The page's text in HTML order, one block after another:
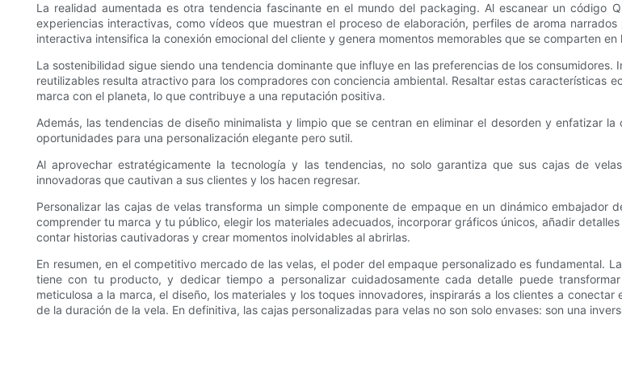
La realidad aumentada es otra tendencia fascinante en el mundo del packaging. Al escanear un
experiencias interactivas, como vídeos que muestran el proceso de elaboración, perfiles de aroma
interactiva intensifica la conexión emocional del cliente y genera momentos memorables que se comparten en
La sostenibilidad sigue siendo una tendencia dominante que influye en las preferencias de los
reutilizables resulta atractivo para los compradores con conciencia ambiental. Resaltar estas características
marca con el planeta, lo que contribuye a una reputación positiva.
Además, las tendencias de diseño minimalista y limpio que se centran en eliminar el desorden y enfatizar
oportunidades para una personalización elegante pero sutil.
Al aprovechar estratégicamente la tecnología y las tendencias, no solo garantiza que sus cajas de
innovadoras que cautivan a sus clientes y los hacen regresar.
Personalizar las cajas de velas transforma un simple componente de empaque en un dinámico
comprender tu marca y tu público, elegir los materiales adecuados, incorporar gráficos únicos, añadir
contar historias cautivadoras y crear momentos inolvidables al abrirlas.
En resumen, en el competitivo mercado de las velas, el poder del empaque personalizado es fundamental.
tiene con tu producto, y dedicar tiempo a personalizar cuidadosamente cada detalle puede
meticulosa a la marca, el diseño, los materiales y los toques innovadores, inspirarás a los clientes a
de la duración de la vela. En definitiva, las cajas personalizadas para velas no son solo envases: son una